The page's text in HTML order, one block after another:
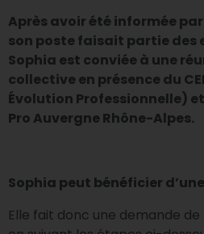
Après avoir été informée
son poste faisait partie des
Sophia est conviée à une
collective en présence du
Évolution Professionnelle)
Pro Auvergne Rhône-Alpes.
Sophia peut bénéficier
Elle fait donc une demande